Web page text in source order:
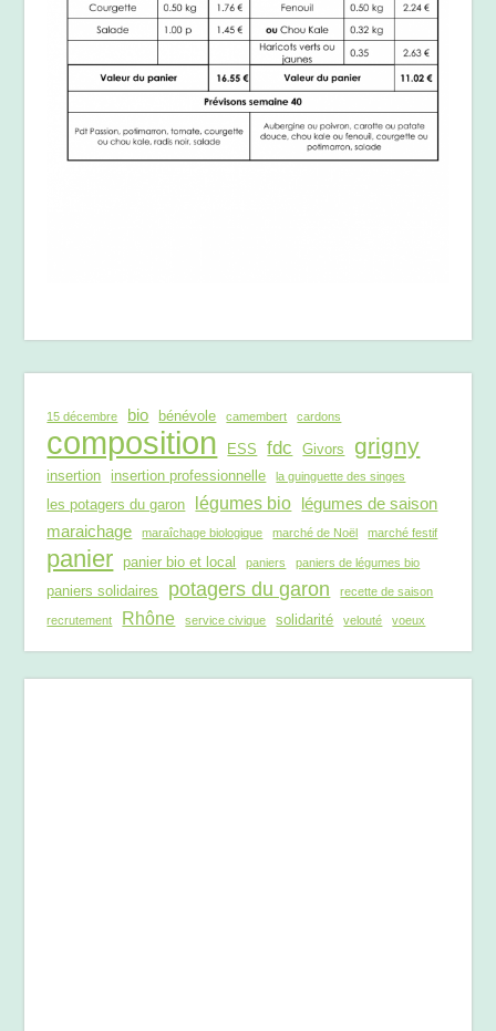
15 décembre bio bénévole camembert cardons
composition ESS fdc Givors grigny
insertion insertion professionnelle la guinguette des singes
les potagers du garon légumes bio légumes de saison
maraichage
maraîchage biologique marché de Noël marché festif
panier panier bio et local paniers paniers de légumes bio
paniers solidaires potagers du garon recette de saison
recrutement Rhône service civique solidarité velouté voeux